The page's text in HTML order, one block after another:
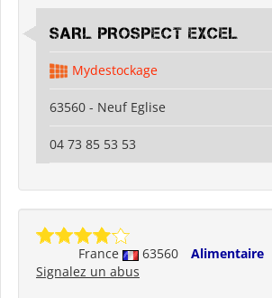
SARL PROSPECT EXCEL
Mydestockage
63560 - Neuf Eglise
04 73 85 53 53
France 63560
Alimentaire
Signalez un abus